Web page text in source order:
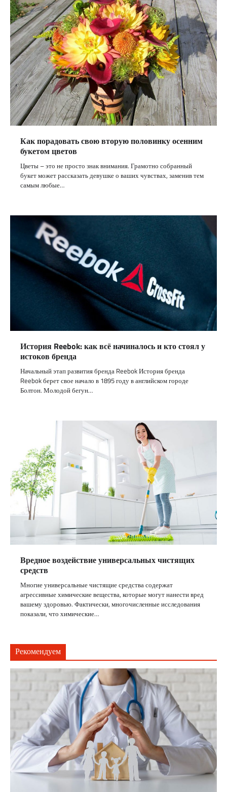
Как порадовать свою вторую половинку осенним
букетом цветов
Цветы – это не просто знак внимания. Грамотно собранный
букет может рассказать девушке о ваших чувствах, заменив тем
самым любые…
История Reebok: как всё начиналось и кто стоял у
истоков бренда
Начальный этап развития бренда Reebok История бренда
Reebok берет свое начало в 1895 году в английском городе
Болтон. Молодой бегун…
Вредное воздействие универсальных чистящих
средств
Многие универсальные чистящие средства содержат
агрессивные химические вещества, которые могут нанести вред
вашему здоровью. Фактически, многочисленные исследования
показали, что химические…
Рекомендуем